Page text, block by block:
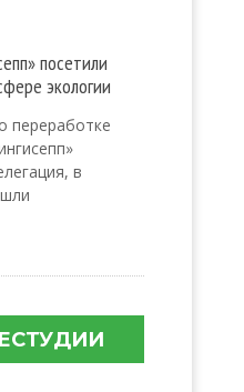
посетили
экологии
переработке
в